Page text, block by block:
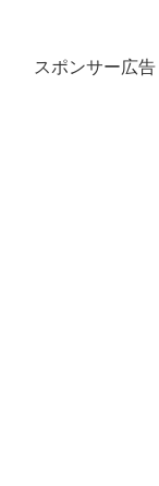
スポンサー広告